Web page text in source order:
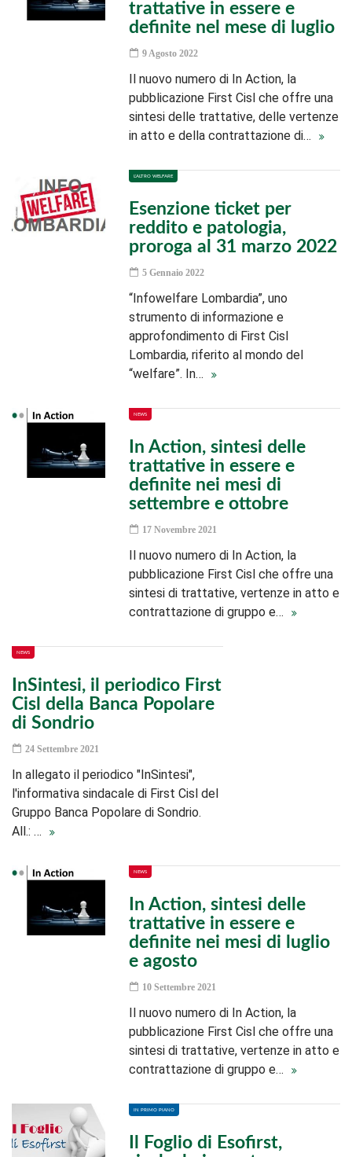
trattative in essere e
definite nel mese di luglio
9 Agosto 2022
Il nuovo numero di In Action, la
pubblicazione First Cisl che offre una
sintesi delle trattative, delle vertenze
in atto e della contrattazione di…
L'ALTRO WELFARE
Esenzione ticket per
reddito e patologia,
proroga al 31 marzo 2022
5 Gennaio 2022
“Infowelfare Lombardia”, uno
strumento di informazione e
approfondimento di First Cisl
Lombardia, riferito al mondo del
“welfare”. In…
NEWS
In Action, sintesi delle
trattative in essere e
definite nei mesi di
settembre e ottobre
17 Novembre 2021
Il nuovo numero di In Action, la
pubblicazione First Cisl che offre una
sintesi di trattative, vertenze in atto e
contrattazione di gruppo e…
NEWS
InSintesi, il periodico First
Cisl della Banca Popolare
di Sondrio
24 Settembre 2021
In allegato il periodico "InSintesi",
l'informativa sindacale di First Cisl del
Gruppo Banca Popolare di Sondrio.
All.: …
NEWS
In Action, sintesi delle
trattative in essere e
definite nei mesi di luglio
e agosto
10 Settembre 2021
Il nuovo numero di In Action, la
pubblicazione First Cisl che offre una
sintesi di trattative, vertenze in atto e
contrattazione di gruppo e…
IN PRIMO PIANO
Il Foglio di Esofirst,